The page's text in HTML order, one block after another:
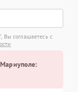
Вы соглашаетесь с